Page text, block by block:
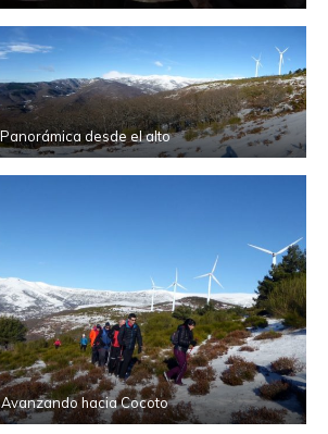
Panorámica desde el alto
Avanzando hacia Cocoto